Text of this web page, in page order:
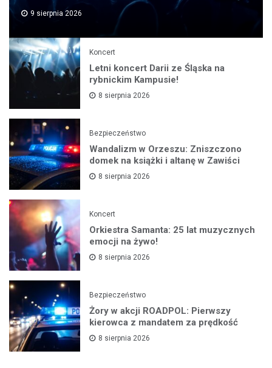
9 sierpnia 2026
Koncert
Letni koncert Darii ze Śląska na
rybnickim Kampusie!
8 sierpnia 2026
Bezpieczeństwo
Wandalizm w Orzeszu: Zniszczono
domek na książki i altanę w Zawiści
8 sierpnia 2026
Koncert
Orkiestra Samanta: 25 lat muzycznych
emocji na żywo!
8 sierpnia 2026
Bezpieczeństwo
Żory w akcji ROADPOL: Pierwszy
kierowca z mandatem za prędkość
8 sierpnia 2026